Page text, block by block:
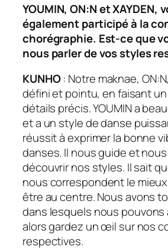
YOUMIN, ON:N et XAYDEN,
également participé à la
chorégraphie. Est-ce que
nous parler de vos styles
KUNHO: Notre maknae,
défini et pointu, en faisant
détails précis. YOUMIN a
et a un style de danse
réussit à exprimer la bonne
danses. Il nous guide et
découvrir nos styles. Il sait
nous correspondent le
être au centre. Nous avons
dans lesquels nous pouvons
alors gardez un œil sur nos
respectives.